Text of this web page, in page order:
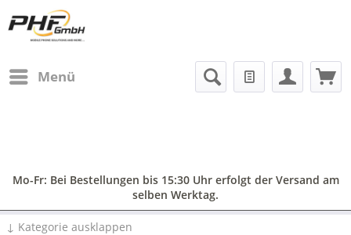
Menü
Mo-Fr: Bei Bestellungen bis 15:30 Uhr erfolgt der Versand am
selben Werktag.
↓ Kategorie ausklappen